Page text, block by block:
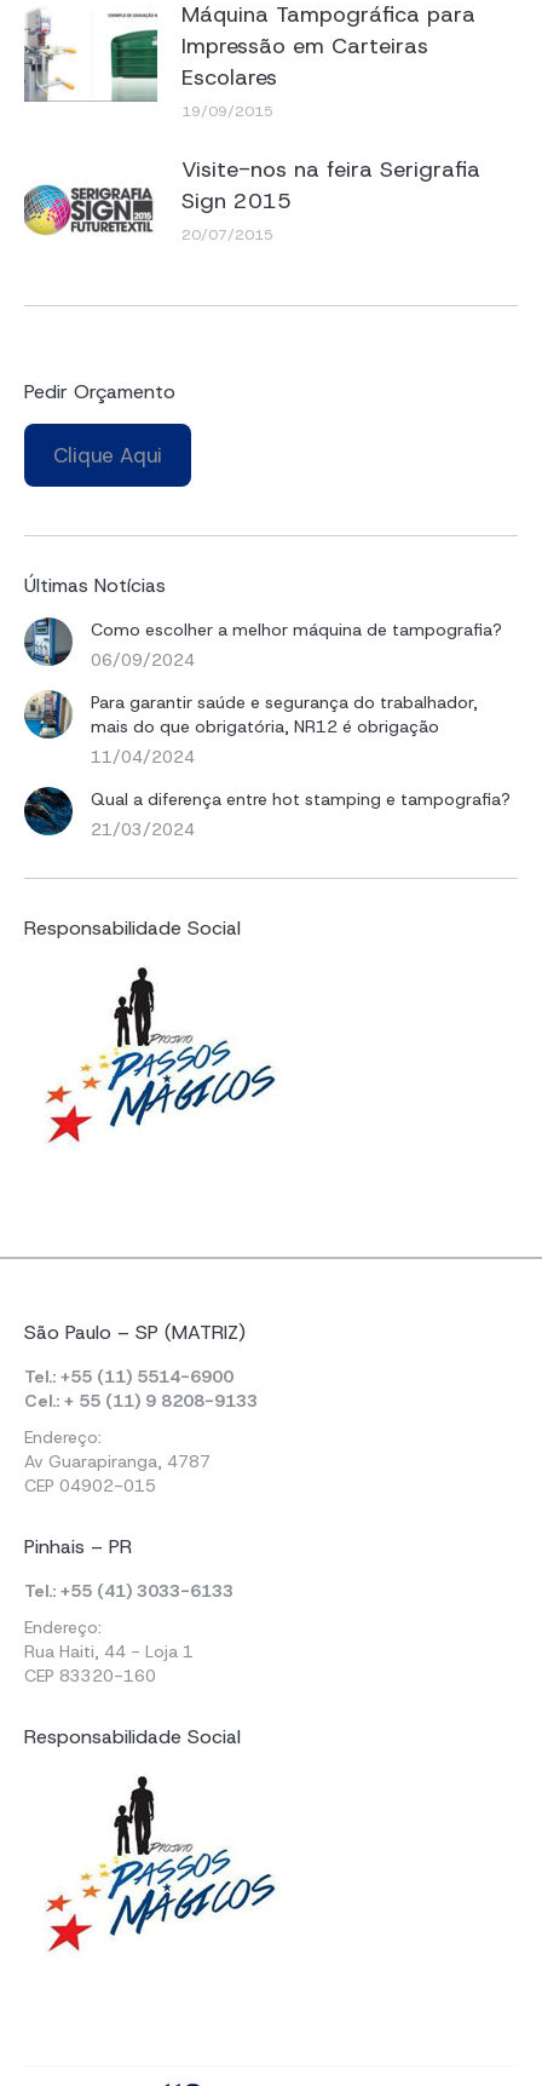
Máquina Tampográfica para
Impressão em Carteiras
Escolares
19/09/2015
Visite-nos na feira Serigrafia
Sign 2015
20/07/2015
Pedir Orçamento
Clique Aqui
Últimas Notícias
Como escolher a melhor máquina de tampografia?
06/09/2024
Para garantir saúde e segurança do trabalhador,
mais do que obrigatória, NR12 é obrigação
11/04/2024
Qual a diferença entre hot stamping e tampografia?
21/03/2024
Responsabilidade Social
São Paulo – SP (MATRIZ)
Tel.: +55 (11) 5514-6900
Cel.: + 55 (11) 9 8208-9133
Endereço:
Av Guarapiranga, 4787
CEP 04902-015
Pinhais – PR
Tel.: +55 (41) 3033-6133
Endereço:
Rua Haiti, 44 - Loja 1
CEP 83320-160
Responsabilidade Social